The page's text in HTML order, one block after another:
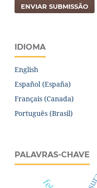
ENVIAR SUBMISSÃO
IDIOMA
English
Español (España)
Français (Canada)
Português (Brasil)
PALAVRAS-CHAVE